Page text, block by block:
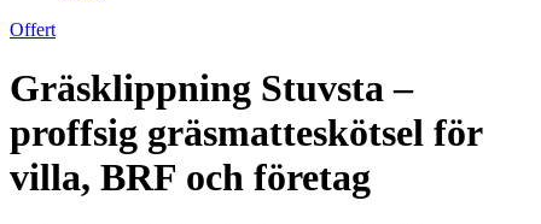
Offert
Gräsklippning Stuvsta –
proffsig gräsmatteskötsel för
villa, BRF och företag